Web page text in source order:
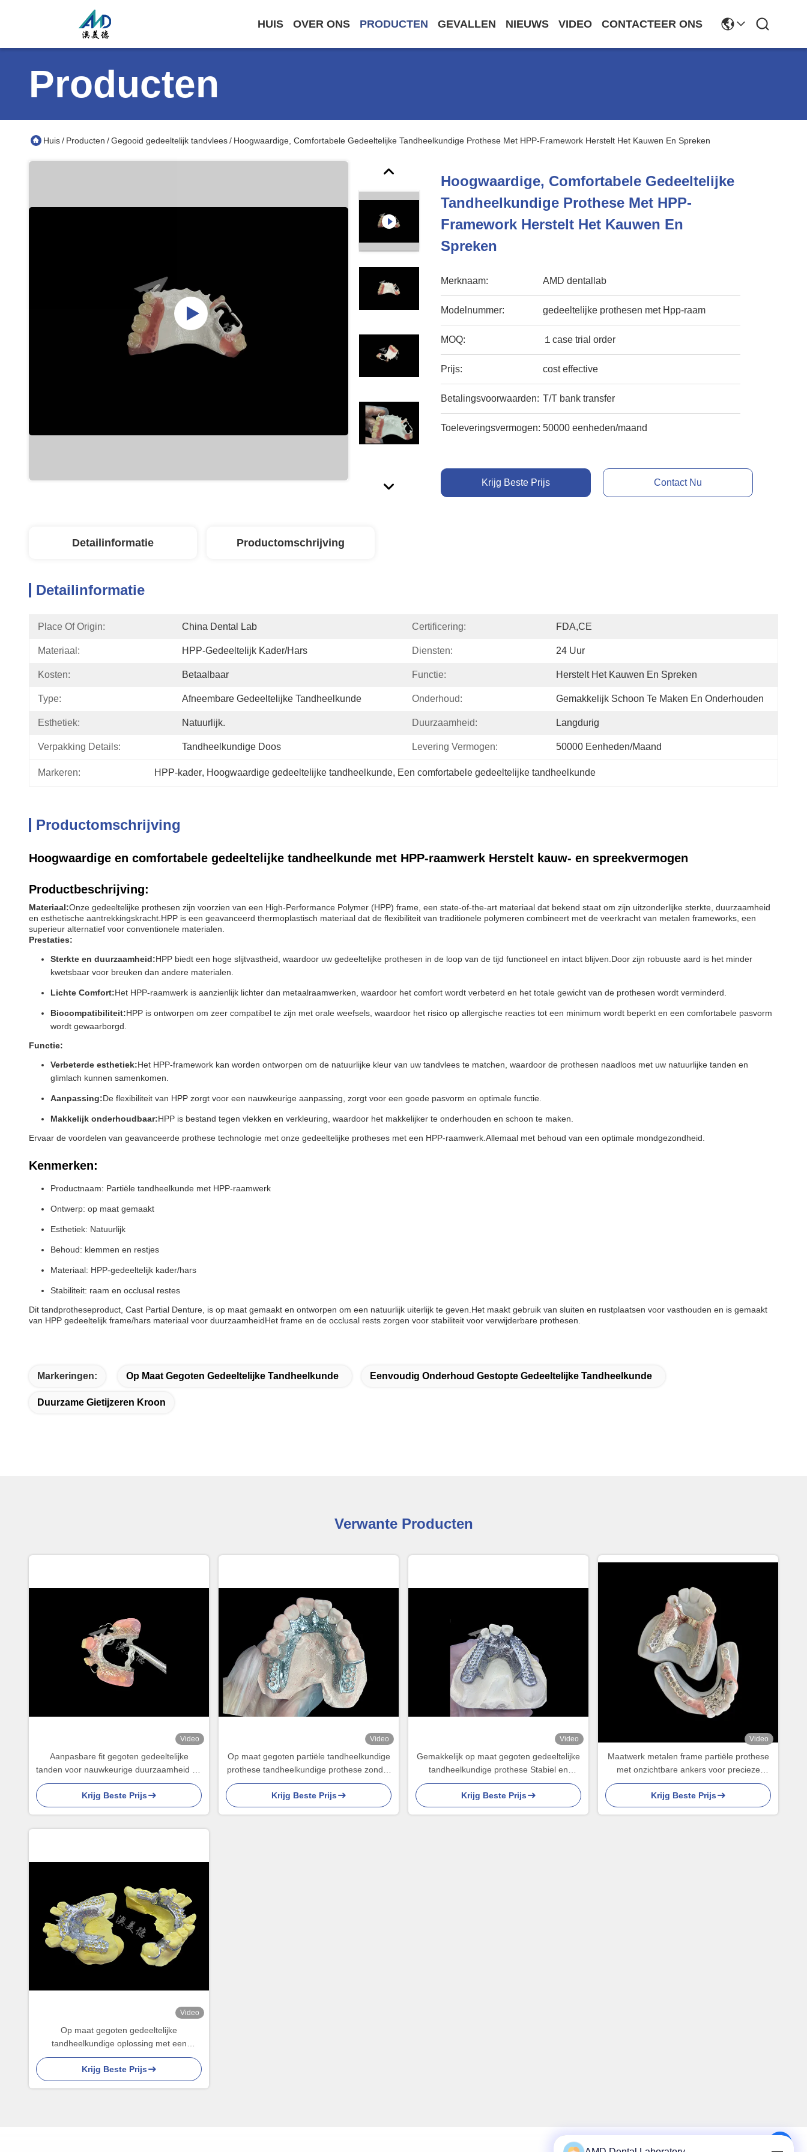
HUIS OVER ONS PRODUCTEN GEVALLEN NIEUWS VIDEO CONTACTEER ONS
Producten
Huis/ Producten /Gegooid gedeeltelijk tandvlees/ Hoogwaardige, Comfortabele Gedeeltelijke Tandheelkundige Prothese Met HPP-Framework Herstelt Het Kauwen En Spreken
Hoogwaardige, Comfortabele Gedeeltelijke
Tandheelkundige Prothese Met HPP-
Framework Herstelt Het Kauwen En
Spreken
Merknaam: AMD dentallab
Modelnummer: gedeeltelijke prothesen met Hpp-raam
MOQ: １case trial order
Prijs: cost effective
Betalingsvoorwaarden: T/T bank transfer
Toeleveringsvermogen: 50000 eenheden/maand
Krijg Beste Prijs Contact Nu
Detailinformatie Productomschrijving
Detailinformatie
Place Of Origin: China Dental Lab Certificering: FDA,CE
Materiaal: HPP-Gedeeltelijk Kader/hars Diensten: 24 Uur
Kosten: Betaalbaar Functie: Herstelt Het Kauwen En Spreken
Type: Afneembare Gedeeltelijke Tandheelkunde Onderhoud: Gemakkelijk Schoon Te Maken En Onderhouden
Esthetiek: Natuurlijk. Duurzaamheid: Langdurig
Verpakking Details: Tandheelkundige Doos Levering Vermogen: 50000 Eenheden/maand
Markeren: HPP-kader, Hoogwaardige gedeeltelijke tandheelkunde, Een comfortabele gedeeltelijke tandheelkunde
Productomschrijving
Hoogwaardige en comfortabele gedeeltelijke tandheelkunde met HPP-raamwerk Herstelt kauw- en spreekvermogen
Productbeschrijving:
Materiaal:Onze gedeeltelijke prothesen zijn voorzien van een High-Performance Polymer (HPP) frame, een state-of-the-art materiaal dat bekend staat om zijn uitzonderlijke sterkte, duurzaamheid
en esthetische aantrekkingskracht.HPP is een geavanceerd thermoplastisch materiaal dat de flexibiliteit van traditionele polymeren combineert met de veerkracht van metalen frameworks, een
superieur alternatief voor conventionele materialen.
Prestaties:
Sterkte en duurzaamheid:HPP biedt een hoge slijtvastheid, waardoor uw gedeeltelijke prothesen in de loop van de tijd functioneel en intact blijven.Door zijn robuuste aard is het minder
kwetsbaar voor breuken dan andere materialen.
Lichte Comfort:Het HPP-raamwerk is aanzienlijk lichter dan metaalraamwerken, waardoor het comfort wordt verbeterd en het totale gewicht van de prothesen wordt verminderd.
Biocompatibiliteit:HPP is ontworpen om zeer compatibel te zijn met orale weefsels, waardoor het risico op allergische reacties tot een minimum wordt beperkt en een comfortabele pasvorm
wordt gewaarborgd.
Functie:
Verbeterde esthetiek:Het HPP-framework kan worden ontworpen om de natuurlijke kleur van uw tandvlees te matchen, waardoor de prothesen naadloos met uw natuurlijke tanden en
glimlach kunnen samenkomen.
Aanpassing:De flexibiliteit van HPP zorgt voor een nauwkeurige aanpassing, zorgt voor een goede pasvorm en optimale functie.
Makkelijk onderhoudbaar:HPP is bestand tegen vlekken en verkleuring, waardoor het makkelijker te onderhouden en schoon te maken.
Ervaar de voordelen van geavanceerde prothese technologie met onze gedeeltelijke protheses met een HPP-raamwerk.Allemaal met behoud van een optimale mondgezondheid.
Kenmerken:
Productnaam: Partiële tandheelkunde met HPP-raamwerk
Ontwerp: op maat gemaakt
Esthetiek: Natuurlijk
Behoud: klemmen en restjes
Materiaal: HPP-gedeeltelijk kader/hars
Stabiliteit: raam en occlusal restes
Dit tandprotheseproduct, Cast Partial Denture, is op maat gemaakt en ontworpen om een natuurlijk uiterlijk te geven.Het maakt gebruik van sluiten en rustplaatsen voor vasthouden en is gemaakt
van HPP gedeeltelijk frame/hars materiaal voor duurzaamheidHet frame en de occlusal rests zorgen voor stabiliteit voor verwijderbare prothesen.
Markeringen: Op Maat Gegoten Gedeeltelijke Tandheelkunde Eenvoudig Onderhoud Gestopte Gedeeltelijke Tandheelkunde
Duurzame Gietijzeren Kroon
Verwante Producten
Video
Aanpasbare fit gegoten gedeeltelijke
tanden voor nauwkeurige duurzaamheid en
comfort bij gedeeltelijke tandvervanging
Krijg Beste Prijs
Video
Op maat gegoten partiële tandheelkundige
prothese tandheelkundige prothese zonder
tanden ingesteld voor stabiliteit en functie
Krijg Beste Prijs
Video
Gemakkelijk op maat gegoten gedeeltelijke
tandheelkundige prothese Stabiel en
natuurlijk uitziend raamwerk voor snelle
resultaten
Krijg Beste Prijs
Video
Maatwerk metalen frame partiële prothese
met onzichtbare ankers voor precieze
pasvorm en superieure esthetiek
Krijg Beste Prijs
Video
Op maat gegoten gedeeltelijke
tandheelkundige oplossing met een
natuurlijke uitstraling voor een verbeterd
comfort en spraak
Krijg Beste Prijs